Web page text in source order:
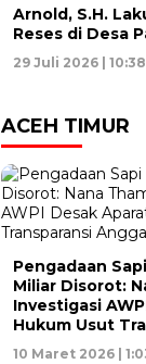
Arnold, S.H.
Reses di Desa
29 Juli 2026 |
ACEH TIMUR
Pengadaan
Miliar Disorot:
Investigasi
Hukum Usut
10 Maret 2026 |